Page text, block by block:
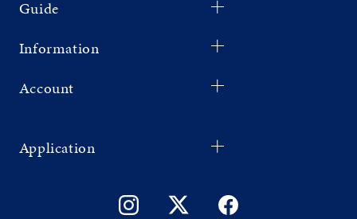
Guide
Information
Account
Application